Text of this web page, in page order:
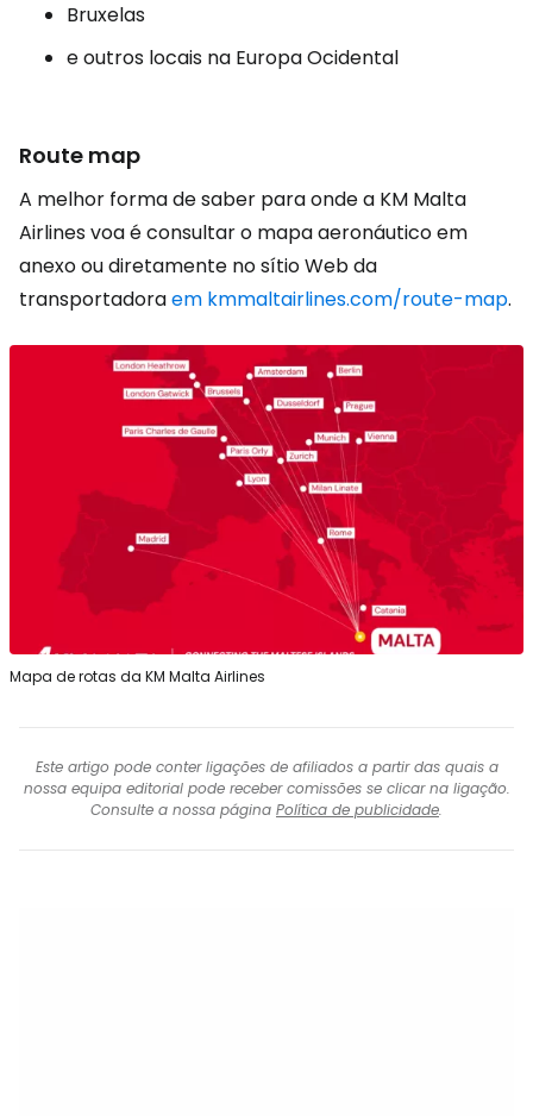
Bruxelas
e outros locais na Europa Ocidental
Route map
A melhor forma de saber para onde a KM Malta
Airlines voa é consultar o mapa aeronáutico em
anexo ou diretamente no sítio Web da
transportadoraem kmmaltairlines.com/route-map.
Mapa de rotas da KM Malta Airlines
Este artigo pode conter ligações de afiliados a partir das quais a
nossa equipa editorial pode receber comissões se clicar na ligação.
Consulte a nossa página Política de publicidade.